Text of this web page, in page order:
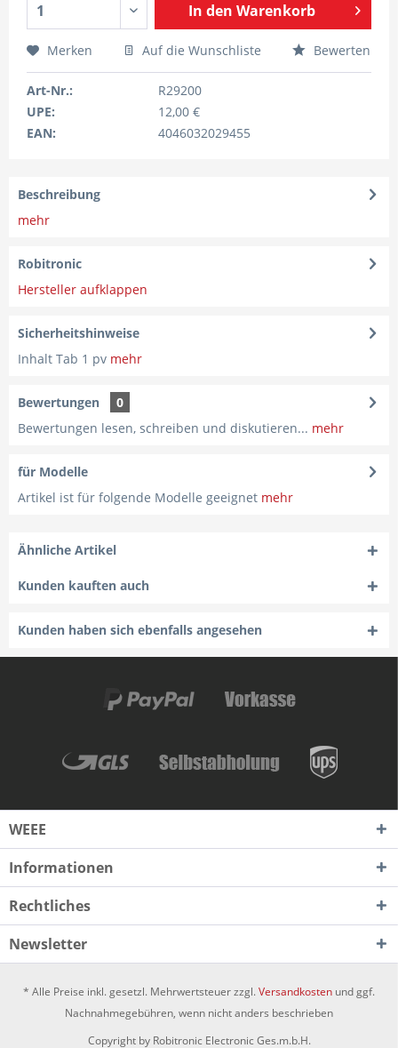
In den Warenkorb
Merken Auf die Wunschliste Bewerten
Art-Nr.:
R29200
UPE:
12,00 €
EAN:
4046032029455
Beschreibung
mehr
Robitronic
Hersteller aufklappen
Sicherheitshinweise
Inhalt Tab 1 pv mehr
Bewertungen
0
Bewertungen lesen, schreiben und diskutieren... mehr
für Modelle
Artikel ist für folgende Modelle geeignet mehr
Ähnliche Artikel
Kunden kauften auch
Kunden haben sich ebenfalls angesehen
WEEE
Informationen
Rechtliches
Newsletter
* Alle Preise inkl. gesetzl. Mehrwertsteuer zzgl.Versandkosten und ggf.
Nachnahmegebühren, wenn nicht anders beschrieben
Copyright by Robitronic Electronic Ges.m.b.H.